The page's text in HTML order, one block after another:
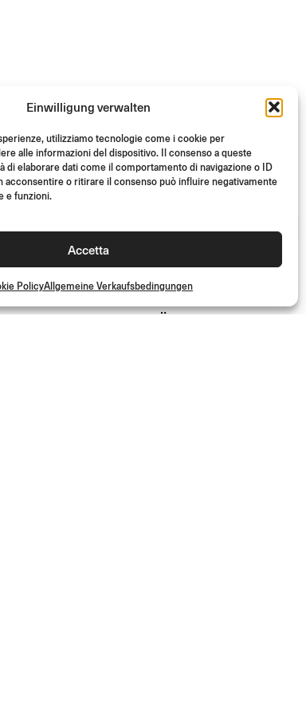
Einwilligung verwalten
utilizziamo tecnologie come i cookie per
alle informazioni del dispositivo. Il consenso a queste
di elaborare dati come il comportamento di navigazione o ID
acconsentire o ritirare il consenso può influire negativamente
e funzioni.
Accetta
PolicyAllgemeine Verkaufsbedingungen
MONTAGESATZ FÜR